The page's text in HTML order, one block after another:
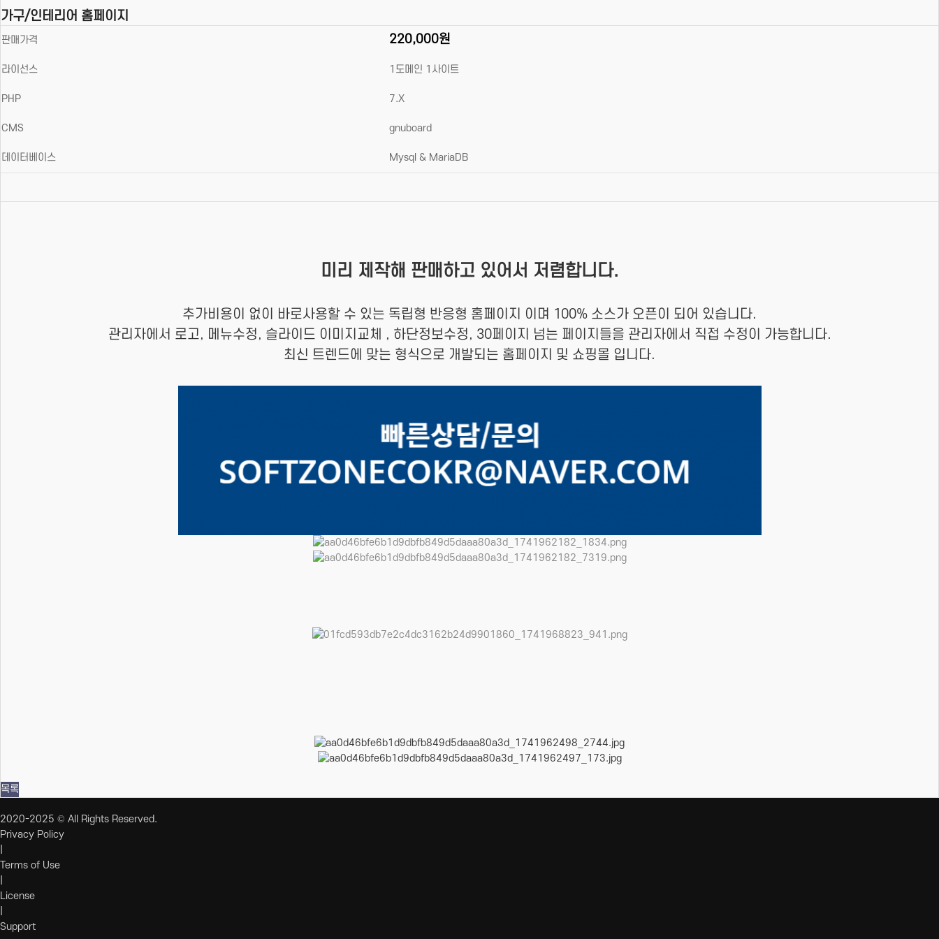
가구/인테리어 홈페이지
판매가격 220,000원
라이선스 1도메인 1사이트
PHP 7.X
CMS gnuboard
데이터베이스 Mysql & MariaDB
미리 제작해 판매하고 있어서 저렴합니다.
추가비용이 없이 바로사용할 수 있는 독립형 반응형 홈페이지 이며 100% 소스가 오픈이 되어 있습니다.
관리자에서 로고, 메뉴수정, 슬라이드 이미지교체 , 하단정보수정, 30페이지 넘는 페이지들을 관리자에서 직접 수정이 가능합니다.
최신 트렌드에 맞는 형식으로 개발되는 홈페이지 및 쇼핑몰 입니다.
목록
2020-2025 © All Rights Reserved.
Privacy Policy
Terms of Use
License
Support